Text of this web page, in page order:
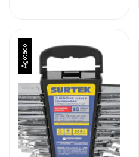
Agotado